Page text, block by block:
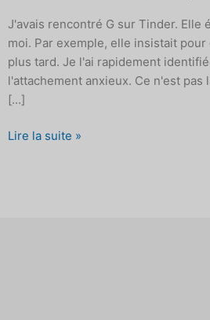
J'avais rencontré G sur Tinder.
moi. Par exemple, elle insistait
plus tard. Je l'ai rapidement
l'attachement anxieux. Ce n'est
[...]
G,
Lire la suite »